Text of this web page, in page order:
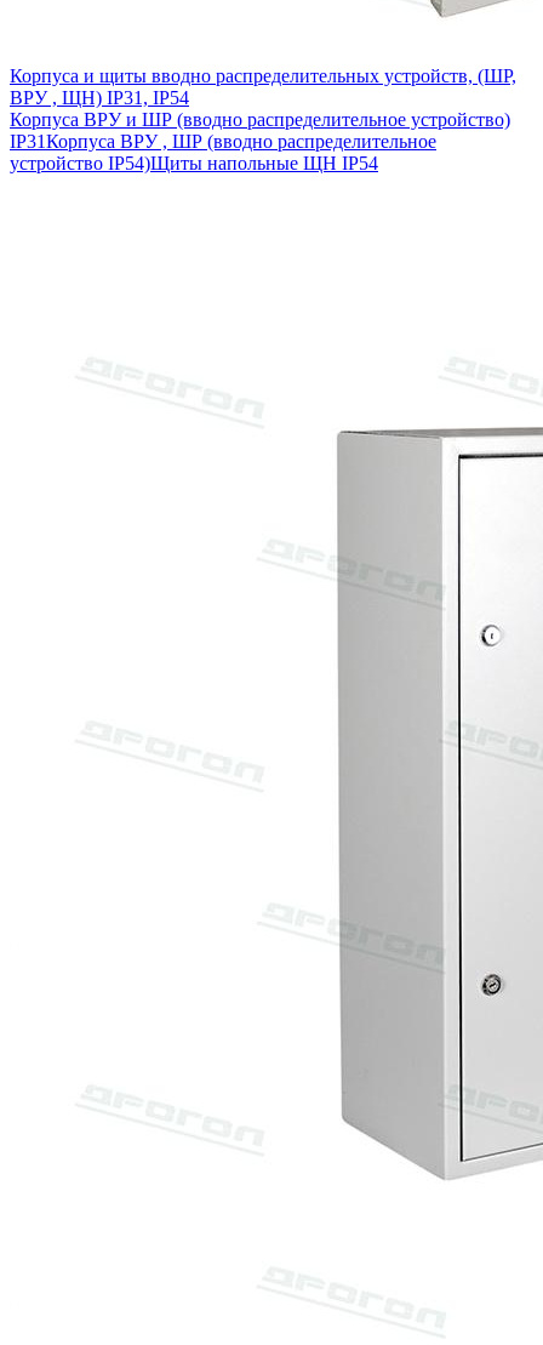
Корпуса и щиты вводно распределительных устройств, (ШР,
ВРУ , ЩН) IP31, IP54
Корпуса ВРУ и ШР (вводно распределительное устройство)
IP31Корпуса ВРУ , ШР (вводно распределительное
устройство IP54)Щиты напольные ЩН IP54